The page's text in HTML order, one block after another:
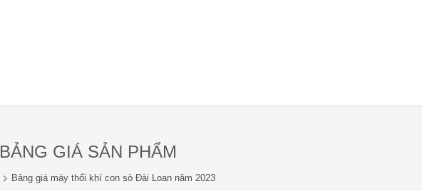
BẢNG GIÁ SẢN PHẨM
Bảng giá máy thổi khí con sò Đài Loan năm 2023